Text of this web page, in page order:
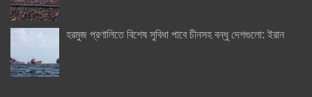
হরমুজ প্রণালিতে বিশেষ সুবিধা পাবে চীনসহ বন্ধু দেশগুলো: ইরান